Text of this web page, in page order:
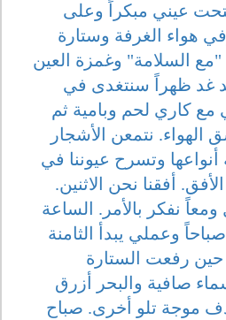
فتحت عيني مبكراً وعلى
هواء الغرفة وستارة
السلامة" وغمزة العين
غد ظهراً سنتغدى في
مع كاري لحم وبامية ثم
نتمعن الأشجار
وتسرح عيوننا في
أفقنا نحن الاثنين.
نفكر بالأمر. الساعة
وعملي يبدأ الثامنة
رفعت الستارة
صافية والبحر أزرق
موجة تلو أخرى. صباح